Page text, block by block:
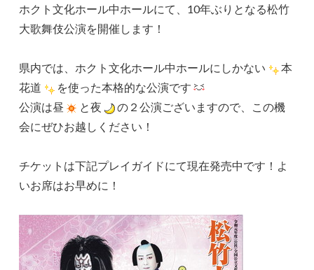
ホクト文化ホール中ホールにて、10年ぶりとなる松竹
大歌舞伎公演を開催します！
県内では、ホクト文化ホール中ホールにしかない
本
花道
を使った本格的な公演です
公演は昼
と夜
の２公演ございますので、この機
会にぜひお越しください！
チケットは下記プレイガイドにて現在発売中です！よ
いお席はお早めに！